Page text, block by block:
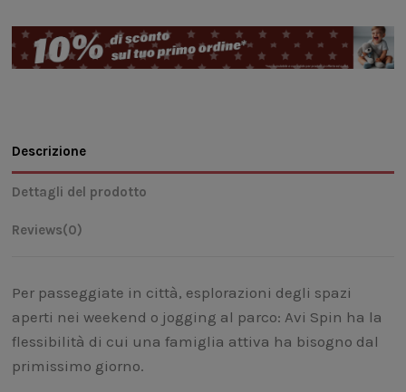
Descrizione
Dettagli del prodotto
Reviews(0)
Per passeggiate in città, esplorazioni degli spazi
aperti nei weekend o jogging al parco: Avi Spin ha la
flessibilità di cui una famiglia attiva ha bisogno dal
primissimo giorno.